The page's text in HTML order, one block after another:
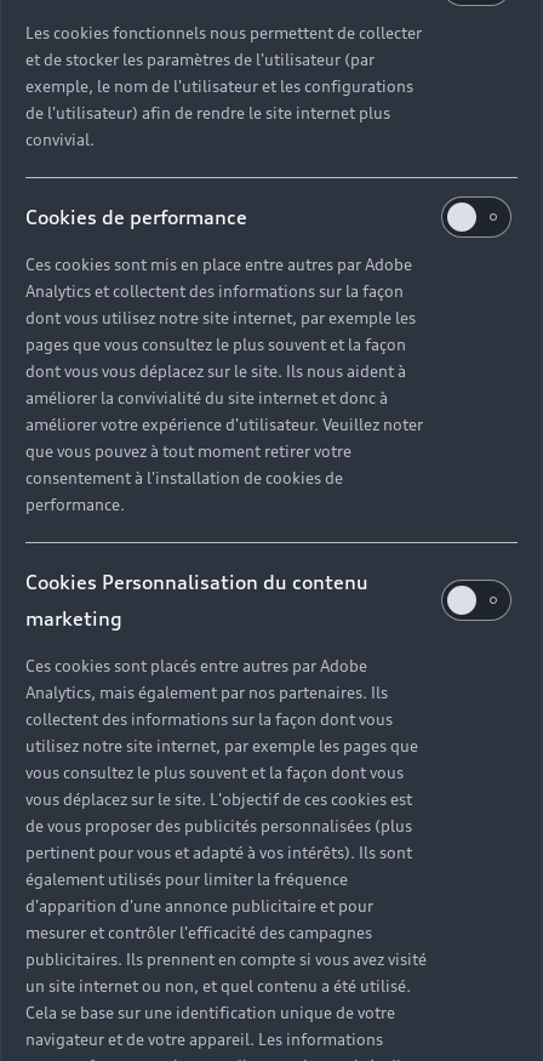
Les cookies fonctionnels nous permettent de collecter
et de stocker les paramètres de l'utilisateur (par
exemple, le nom de l'utilisateur et les configurations
de l'utilisateur) afin de rendre le site internet plus
convivial.
Cookies de performance
Ces cookies sont mis en place entre autres par Adobe
Analytics et collectent des informations sur la façon
dont vous utilisez notre site internet, par exemple les
pages que vous consultez le plus souvent et la façon
dont vous vous déplacez sur le site. Ils nous aident à
améliorer la convivialité du site internet et donc à
améliorer votre expérience d'utilisateur. Veuillez noter
que vous pouvez à tout moment retirer votre
consentement à l'installation de cookies de
performance.
Cookies Personnalisation du contenu
marketing
Ces cookies sont placés entre autres par Adobe
Analytics, mais également par nos partenaires. Ils
collectent des informations sur la façon dont vous
utilisez notre site internet, par exemple les pages que
vous consultez le plus souvent et la façon dont vous
vous déplacez sur le site. L'objectif de ces cookies est
de vous proposer des publicités personnalisées (plus
pertinent pour vous et adapté à vos intérêts). Ils sont
également utilisés pour limiter la fréquence
d'apparition d'une annonce publicitaire et pour
mesurer et contrôler l'efficacité des campagnes
publicitaires. Ils prennent en compte si vous avez visité
un site internet ou non, et quel contenu a été utilisé.
Cela se base sur une identification unique de votre
navigateur et de votre appareil. Les informations
Pandore
Pandore est un film musical des
deux frères. A l’instar de leurs
morceaux issus de sons concrets
ou instrumentaux préalablement
enregistrés et retravaillés, la
vidéo a été conçue à partir de
films Dada des années 1920.
Redécoupées et remontées sur un
tempo électro hypnotique, les
séquences signées notamment
René Clair et Fernand Léger
rendent hommage à l’avant-
gardisme de leurs créateurs.